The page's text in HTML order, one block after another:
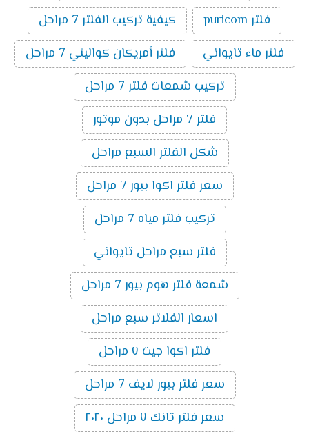
فلتر puricom
كيفية تركيب الفلتر 7 مراحل
فلتر ماء تايواني
فلتر أمريكان كواليتي 7 مراحل
تركيب شمعات فلتر 7 مراحل
فلتر 7 مراحل بدون موتور
شكل الفلتر السبع مراحل
سعر فلتر اكوا بيور 7 مراحل
تركيب فلتر مياه 7 مراحل
فلتر سبع مراحل تايواني
شمعة فلتر هوم بيور 7 مراحل
اسعار الفلاتر سبع مراحل
فلتر اكوا جيت ٧ مراحل
سعر فلتر بيور لايف 7 مراحل
سعر فلتر تانك ٧ مراحل ٢٠٢٠